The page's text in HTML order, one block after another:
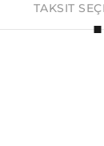
TAKSIT